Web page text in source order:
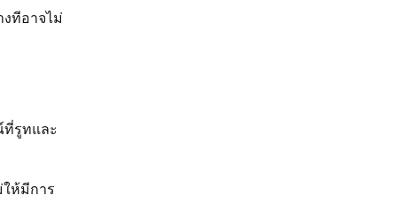
ทีอาจไม่
รูทและ
ห้มีการ